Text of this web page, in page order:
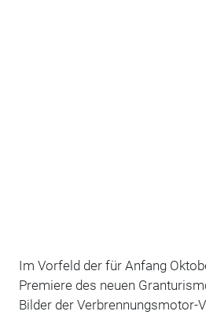
Im Vorfeld der für Anfang
Premiere des neuen
Bilder der Verbrennungsmotor-